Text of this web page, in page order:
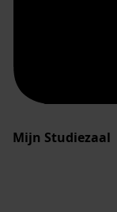
Mijn Studiezaal